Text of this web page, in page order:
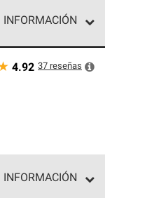
INFORMACIÓN
pueden
4.92 37 reseñas
INFORMACIÓN